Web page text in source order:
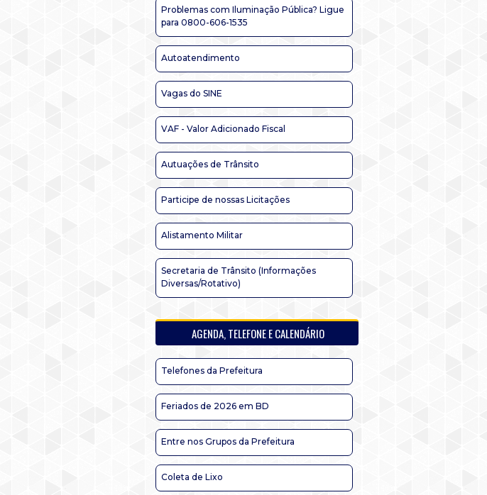
Problemas com Iluminação Pública? Ligue
para 0800-606-1535
Autoatendimento
Vagas do SINE
VAF - Valor Adicionado Fiscal
Autuações de Trânsito
Participe de nossas Licitações
Alistamento Militar
Secretaria de Trânsito (Informações
Diversas/Rotativo)
AGENDA, TELEFONE E CALENDÁRIO
Telefones da Prefeitura
Feriados de 2026 em BD
Entre nos Grupos da Prefeitura
Coleta de Lixo